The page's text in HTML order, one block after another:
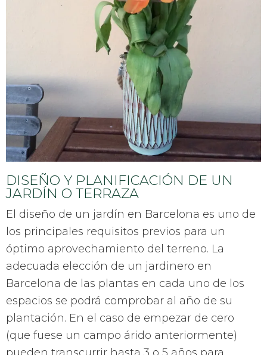
DISEÑO Y PLANIFICACIÓN DE UN
JARDÍN O TERRAZA
El diseño de un jardín en Barcelona es uno de
los principales requisitos previos para un
óptimo aprovechamiento del terreno. La
adecuada elección de un jardinero en
Barcelona de las plantas en cada uno de los
espacios se podrá comprobar al año de su
plantación. En el caso de empezar de cero
(que fuese un campo árido anteriormente)